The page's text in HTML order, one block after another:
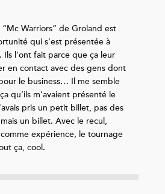
Warriors” de Groland est
qui s’est présentée à
Ils l’ont fait parce que ça leur
en contact avec des gens dont
le business… Il me semble
qu’ils m’avaient présenté le
pris un petit billet, pas des
un billet. Avec le recul,
expérience, le tournage
ça, cool.